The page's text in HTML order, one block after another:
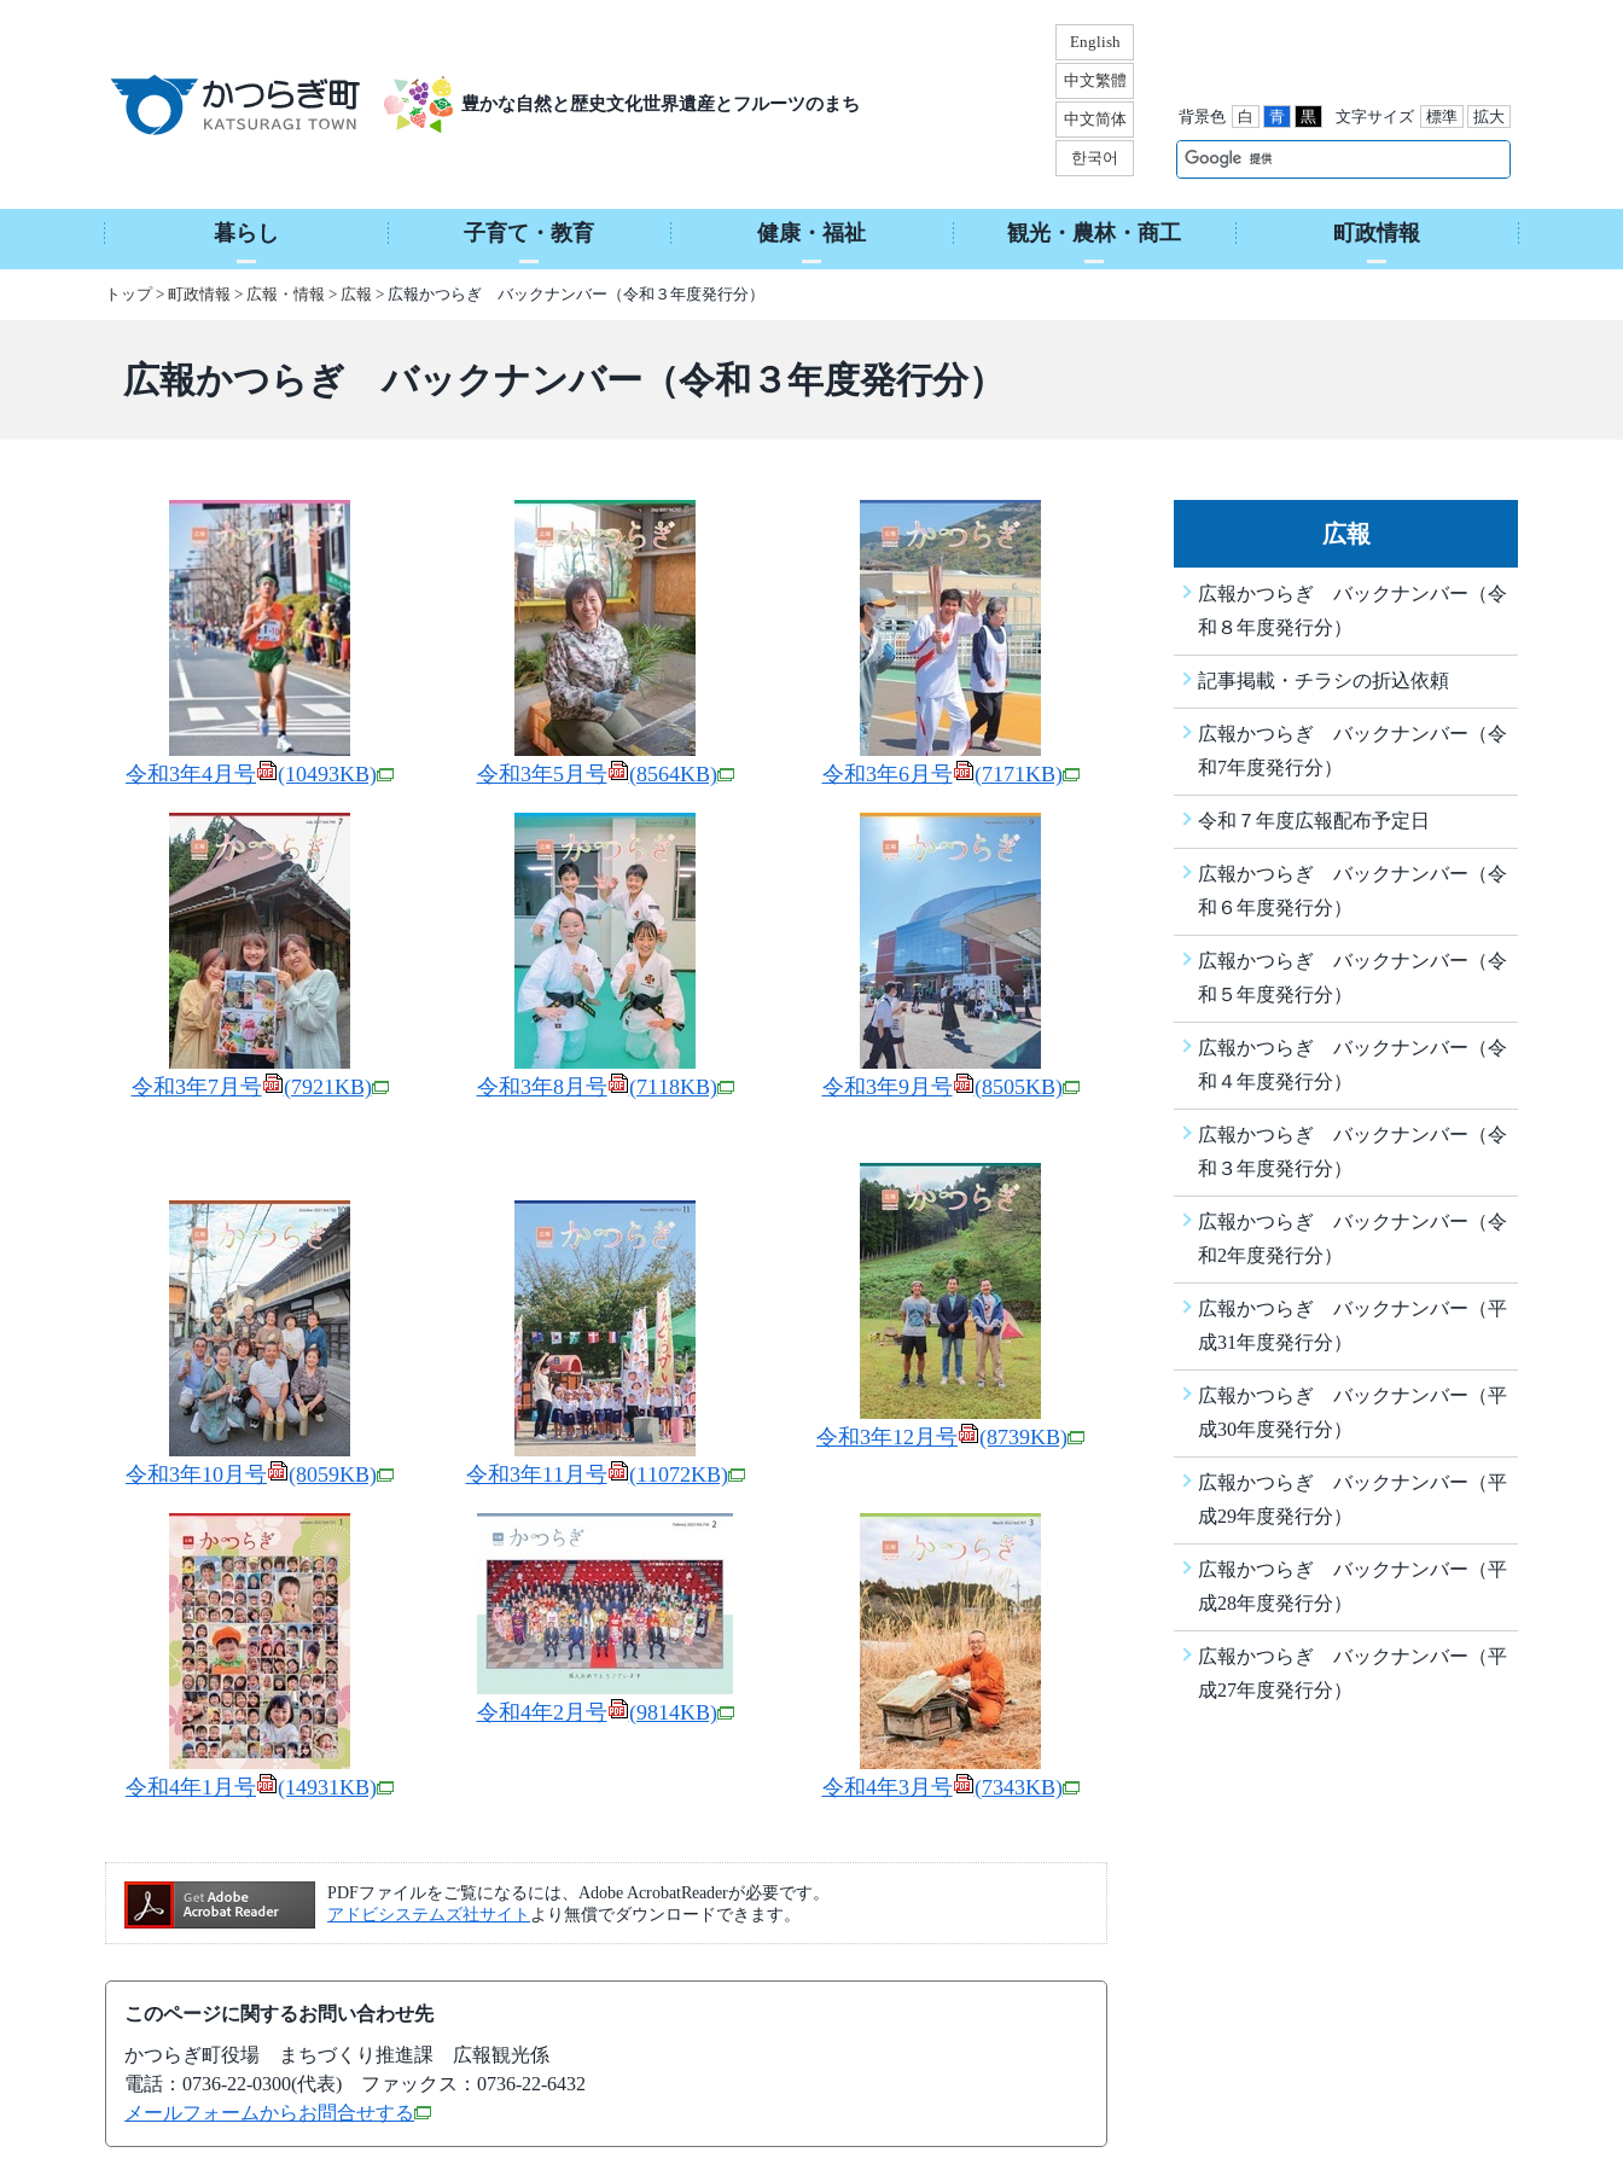
豊かな自然と歴史文化世界遺産とフルーツのまち
English
中文繁體
中文简体
한국어
背景色 白 青 黒 文字サイズ 標準 拡大
暮らし 子育て・教育 健康・福祉 観光・農林・商工 町政情報
トップ> 町政情報 > 広報・情報 > 広報 > 広報かつらぎ バックナンバー（令和３年度発行分）
広報かつらぎ バックナンバー（令和３年度発行分）
令和3年4月号 (10493KB) 令和3年5月号 (8564KB) 令和3年6月号 (7171KB)
令和3年7月号 (7921KB) 令和3年8月号 (7118KB) 令和3年9月号 (8505KB)
令和3年10月号 (8059KB) 令和3年11月号 (11072KB)
令和3年12月号 (8739KB)
令和4年1月号 (14931KB)
令和4年2月号 (9814KB)
令和4年3月号 (7343KB)
PDFファイルをご覧になるには、Adobe AcrobatReaderが必要です。
アドビシステムズ社サイト より無償でダウンロードできます。
このページに関するお問い合わせ先
かつらぎ町役場
まちづくり推進課 広報観光係
電話：0736-22-0300(代表)
ファックス：0736-22-6432
メールフォームからお問合せする
広報
広報かつらぎ バックナンバー（令
和８年度発行分）
記事掲載・チラシの折込依頼
広報かつらぎ バックナンバー（令
和7年度発行分）
令和７年度広報配布予定日
広報かつらぎ バックナンバー（令
和６年度発行分）
広報かつらぎ バックナンバー（令
和５年度発行分）
広報かつらぎ バックナンバー（令
和４年度発行分）
広報かつらぎ バックナンバー（令
和３年度発行分）
広報かつらぎ バックナンバー（令
和2年度発行分）
広報かつらぎ バックナンバー（平
成31年度発行分）
広報かつらぎ バックナンバー（平
成30年度発行分）
広報かつらぎ バックナンバー（平
成29年度発行分）
広報かつらぎ バックナンバー（平
成28年度発行分）
広報かつらぎ バックナンバー（平
成27年度発行分）